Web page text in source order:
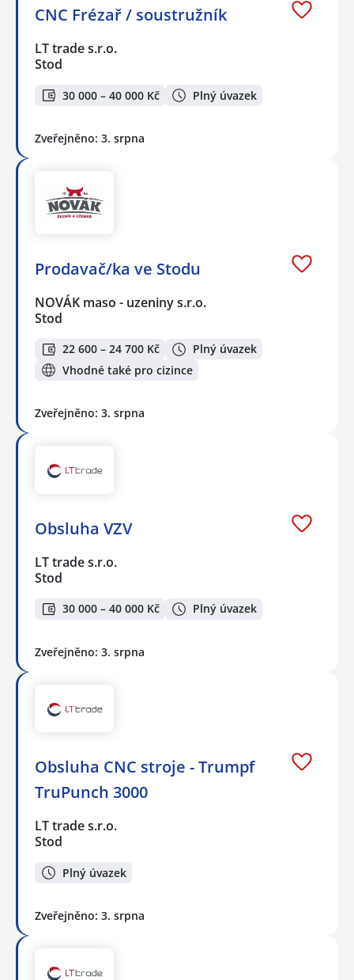
CNC Frézař / soustružník
LT trade s.r.o.
Stod
30 000 – 40 000 Kč Plný úvazek
Zveřejněno: 3. srpna
Prodavač/ka ve Stodu
NOVÁK maso - uzeniny s.r.o.
Stod
22 600 – 24 700 Kč
Plný úvazek
Vhodné také pro cizince
Zveřejněno: 3. srpna
Obsluha VZV
LT trade s.r.o.
Stod
30 000 – 40 000 Kč Plný úvazek
Zveřejněno: 3. srpna
Obsluha CNC stroje - Trumpf
TruPunch 3000
LT trade s.r.o.
Stod
Plný úvazek
Zveřejněno: 3. srpna